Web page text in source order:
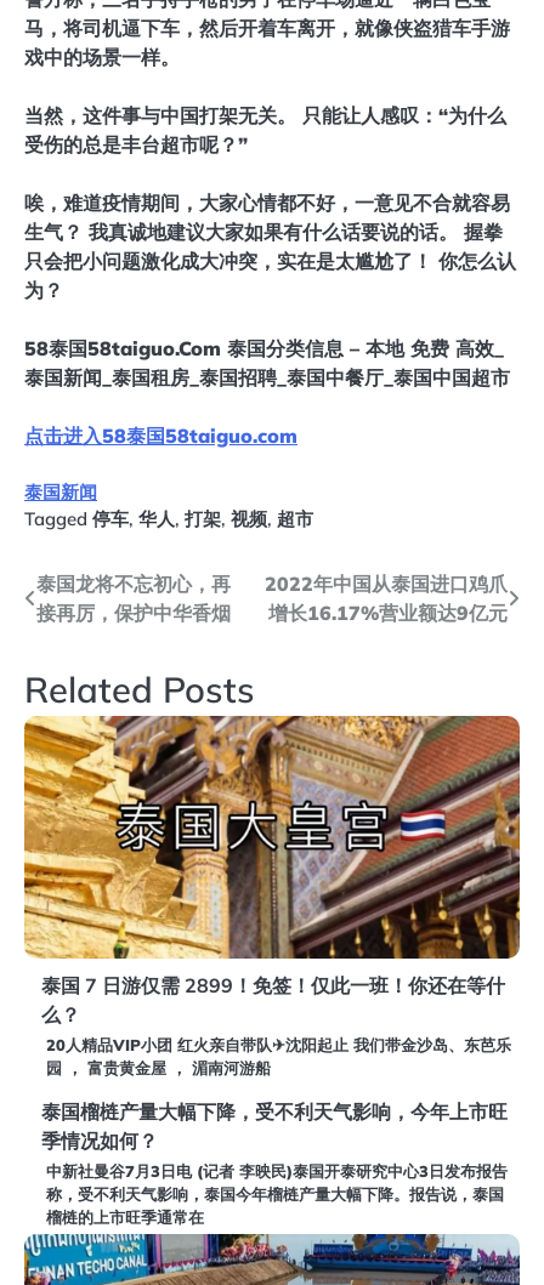
马，将司机逼下车，然后开着车离开，就像侠盗猎车手游
戏中的场景一样。
当然，这件事与中国打架无关。 只能让人感叹：“为什么
受伤的总是丰台超市呢？”
唉，难道疫情期间，大家心情都不好，一意见不合就容易
生气？ 我真诚地建议大家如果有什么话要说的话。 握拳
只会把小问题激化成大冲突，实在是太尴尬了！ 你怎么认
为？
58泰国58taiguo.Com 泰国分类信息 – 本地 免费 高效_
泰国新闻_泰国租房_泰国招聘_泰国中餐厅_泰国中国超市
点击进入58泰国58taiguo.com
泰国新闻
Tagged 停车, 华人, 打架, 视频, 超市
文
章
导
航
泰国龙将不忘初心，再
接再厉，保护中华香烟
2022年中国从泰国进口鸡爪
增长16.17%营业额达9亿元
Related Posts
泰国 7 日游仅需 2899！免签！仅此一班！你还在等什
么？
20人精品VIP小团 红火亲自带队✈沈阳起止 我们带金沙岛、东芭乐
园 ， 富贵黄金屋 ， 湄南河游船
泰国榴梿产量大幅下降，受不利天气影响，今年上市旺
季情况如何？
中新社曼谷7月3日电 (记者 李映民)泰国开泰研究中心3日发布报告
称，受不利天气影响，泰国今年榴梿产量大幅下降。报告说，泰国
榴梿的上市旺季通常在